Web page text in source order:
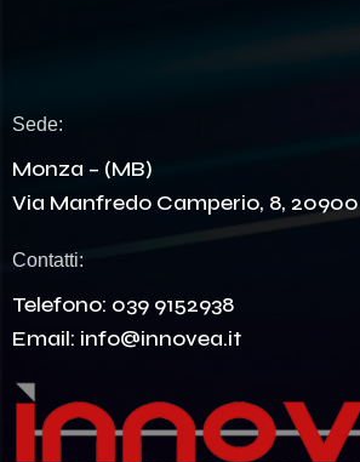
Sede:
Monza – (MB)
Via Manfredo Camperio, 8, 20900
Contatti:
Telefono: 039 9152938
Email: info@innovea.it